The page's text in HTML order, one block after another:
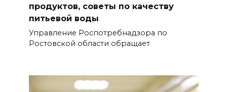
продуктов, советы по качеству
питьевой воды
Управление Роспотребнадзора по
Ростовской области обращает